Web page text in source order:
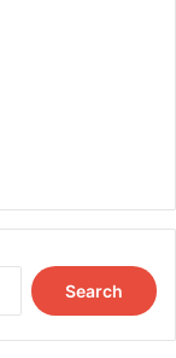
Search
for: